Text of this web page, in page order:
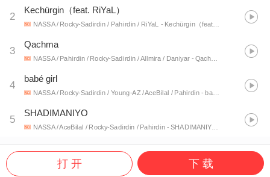
2
Kechürgin（feat. RiYaL）
NASSA / Rocky-Sadirdin / Pahirdin / RiYaL - Kechürgin（feat. RiYaL）
3
Qachma
NASSA / Pahirdin / Rocky-Sadirdin / Allmira / Daniyar- Qachma
4
babé girl
NASSA / Rocky-Sadirdin / Young-AZ / AceBilal / Pahirdin - babé girl
5
SHADIMANIYO
NASSA / AceBilal / Rocky-Sadirdin / Pahirdin- SHADIMANIYO&PASHAGUL
打 开 下 载